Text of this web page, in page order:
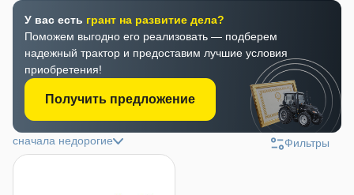
У вас есть грант на развитие дела?
Поможем выгодно его реализовать — подберем
надежный трактор и предоставим лучшие условия
приобретения!
Получить предложение
сначала недорогие Фильтры